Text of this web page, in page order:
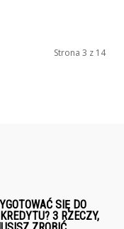
Strona 3 z 14
SIĘ DO
3 RZECZY,